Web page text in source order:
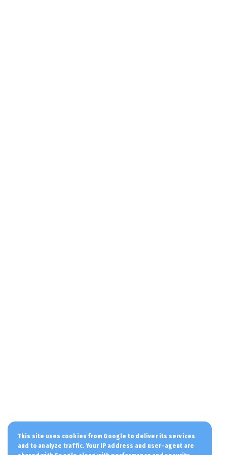
46χρονη που κατηγορε...
August 07, 2026
This site uses cookies from Google to deliver its services
and to analyze traffic. Your IP address and user-agent are